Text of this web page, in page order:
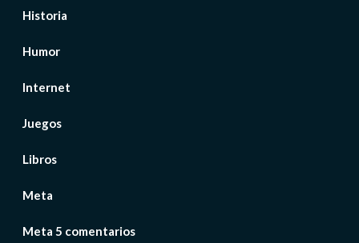
Historia
Humor
Internet
Juegos
Libros
Meta
Meta 5 comentarios